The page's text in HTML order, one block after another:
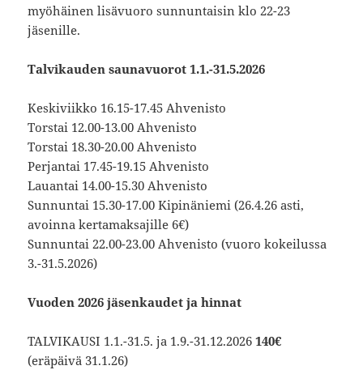
myöhäinen lisävuoro sunnuntaisin klo 22-23
jäsenille.
Talvikauden saunavuorot 1.1.-31.5.2026
Keskiviikko 16.15-17.45 Ahvenisto
Torstai 12.00-13.00 Ahvenisto
Torstai 18.30-20.00 Ahvenisto
Perjantai 17.45-19.15 Ahvenisto
Lauantai 14.00-15.30 Ahvenisto
Sunnuntai 15.30-17.00 Kipinäniemi (26.4.26 asti,
avoinna kertamaksajille 6€)
Sunnuntai 22.00-23.00 Ahvenisto (vuoro kokeilussa
3.-31.5.2026)
Vuoden 2026 jäsenkaudet ja hinnat
TALVIKAUSI 1.1.-31.5. ja 1.9.-31.12.2026140€
(eräpäivä 31.1.26)